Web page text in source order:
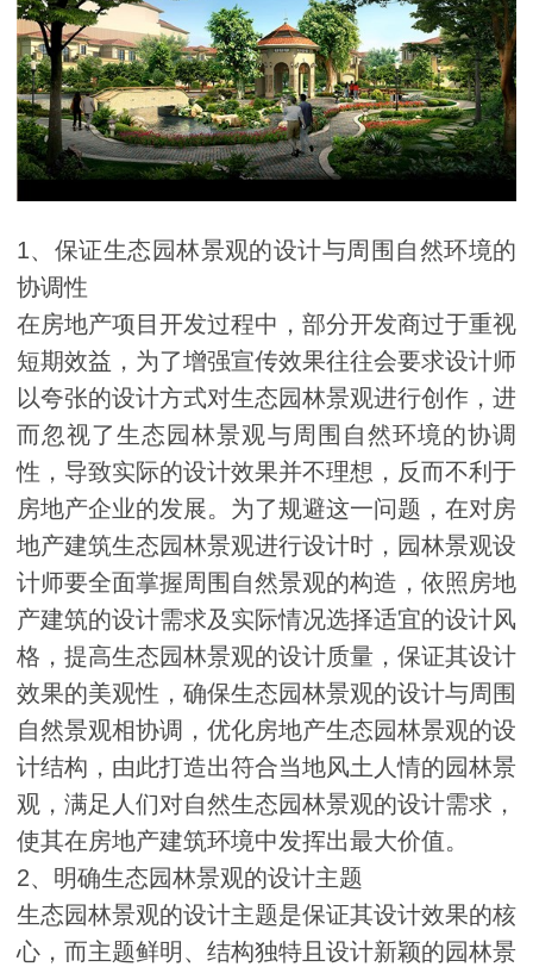
1、保证生态园林景观的设计与周围自然环境的
协调性
在房地产项目开发过程中，部分开发商过于重视
短期效益，为了增强宣传效果往往会要求设计师
以夸张的设计方式对生态园林景观进行创作，进
而忽视了生态园林景观与周围自然环境的协调
性，导致实际的设计效果并不理想，反而不利于
房地产企业的发展。为了规避这一问题，在对房
地产建筑生态园林景观进行设计时，园林景观设
计师要全面掌握周围自然景观的构造，依照房地
产建筑的设计需求及实际情况选择适宜的设计风
格，提高生态园林景观的设计质量，保证其设计
效果的美观性，确保生态园林景观的设计与周围
自然景观相协调，优化房地产生态园林景观的设
计结构，由此打造出符合当地风土人情的园林景
观，满足人们对自然生态园林景观的设计需求，
使其在房地产建筑环境中发挥出最大价值。
2、明确生态园林景观的设计主题
生态园林景观的设计主题是保证其设计效果的核
心，而主题鲜明、结构独特且设计新颖的园林景